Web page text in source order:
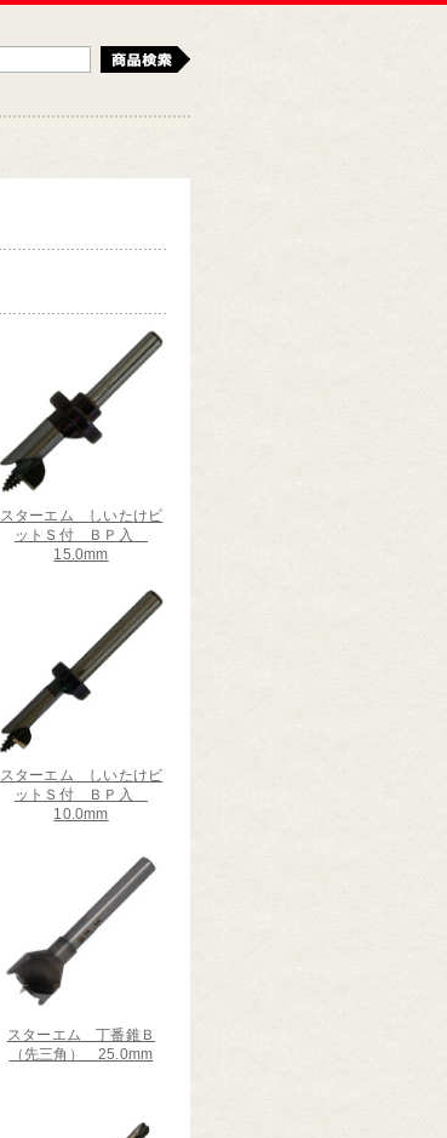
スターエム しいたけビ
ットＳ付 ＢＰ入
15.0mm
スターエム しいたけビ
ットＳ付 ＢＰ入
10.0mm
スターエム 丁番錐Ｂ
（先三角） 25.0mm